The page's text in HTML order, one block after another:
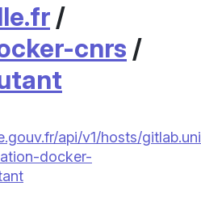
/
cnrs /
api/v1/hosts/
docker-